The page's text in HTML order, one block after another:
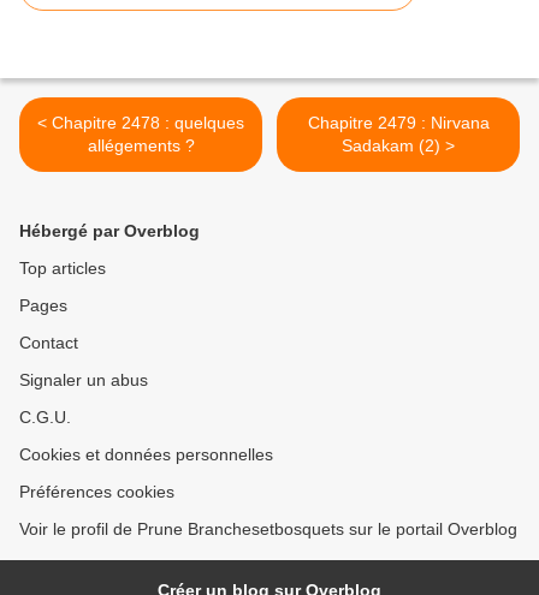
< Chapitre 2478 : quelques
allégements ?
Chapitre 2479 : Nirvana
Sadakam (2) >
Hébergé par Overblog
Top articles
Pages
Contact
Signaler un abus
C.G.U.
Cookies et données personnelles
Préférences cookies
Voir le profil de Prune Branchesetbosquets sur le portail Overblog
Créer un blog sur Overblog